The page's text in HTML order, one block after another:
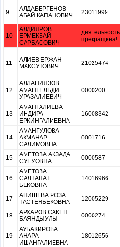
9
АЛДАБЕРГЕНОВ
АБАЙ КАПАНОВИЧ
23011999
10
АЛДИЯРОВ
ЕРМЕКБАЙ
САРБАСОВИЧ
деятельность
прекращена!
11
АЛИЕВ ЕРЖАН
МАКСУТОВИЧ
21025474
12
АЛЛАНИЯЗОВ
АМАНГЕЛЬДИ
УРАЗАЛИЕВИЧ
0000200
13
АМАНГАЛИЕВА
ИНДИРА
ЕРКИНГАЛИЕВНА
16008342
14
АМАНГУЛОВА
АКМАНАР
САЛИМОВНА
0001716
15
АМЕТОВА АКЗАДА
СУЕУОВНА
0000587
16
АМЕТОВА
САЛТАНАТ
БЕКОВНА
14016966
17
АПИШЕВА РОЗА
ТАСТЕНБЕКОВНА
12005229
18
АРХАРОВ САКЕН
БАЯНДЫУЛЫ
0000274
19
АУБАКИРОВА
АНАРА
ИШАНГАЛИЕВНА
18012656